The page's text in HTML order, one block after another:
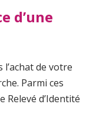
d’une
l’achat de votre
Parmi ces
Relevé d’Identité